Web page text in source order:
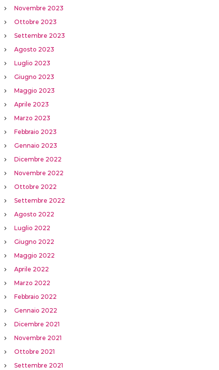
Novembre 2023
Ottobre 2023
Settembre 2023
Agosto 2023
Luglio 2023
Giugno 2023
Maggio 2023
Aprile 2023
Marzo 2023
Febbraio 2023
Gennaio 2023
Dicembre 2022
Novembre 2022
Ottobre 2022
Settembre 2022
Agosto 2022
Luglio 2022
Giugno 2022
Maggio 2022
Aprile 2022
Marzo 2022
Febbraio 2022
Gennaio 2022
Dicembre 2021
Novembre 2021
Ottobre 2021
Settembre 2021